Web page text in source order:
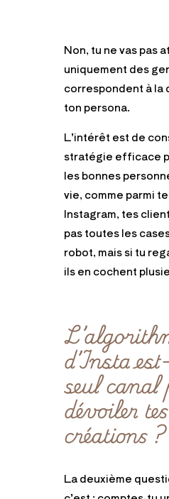
Non, tu ne vas pas
uniquement des
correspondent à la
ton persona.
L’intérêt est de
stratégie efficace
les bonnes
vie, comme parmi
Instagram, tes
pas toutes les
robot, mais si tu
ils en cochent
d’Insta
seul canal
dévoiler tes
créations ?
La deuxième